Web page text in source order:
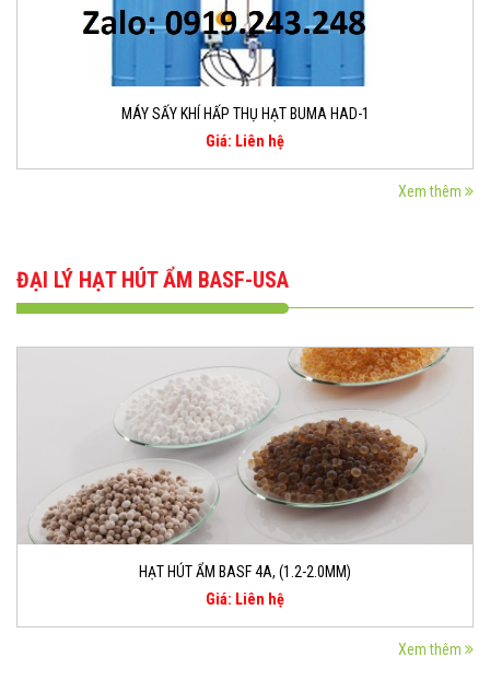
MÁY SẤY KHÍ HẤP THỤ HẠT BUMA HAD-1
Giá: Liên hệ
Xem thêm
ĐẠI LÝ HẠT HÚT ẨM BASF-USA
HẠT HÚT ẨM BASF 4A, (1.2-2.0MM)
Giá: Liên hệ
Xem thêm